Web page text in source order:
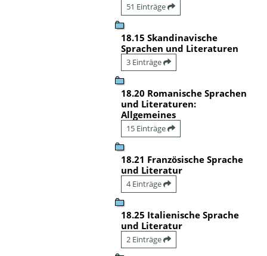
51 Einträge
18.15 Skandinavische
Sprachen und Literaturen
3 Einträge
18.20 Romanische Sprachen
und Literaturen:
Allgemeines
15 Einträge
18.21 Französische Sprache
und Literatur
4 Einträge
18.25 Italienische Sprache
und Literatur
2 Einträge